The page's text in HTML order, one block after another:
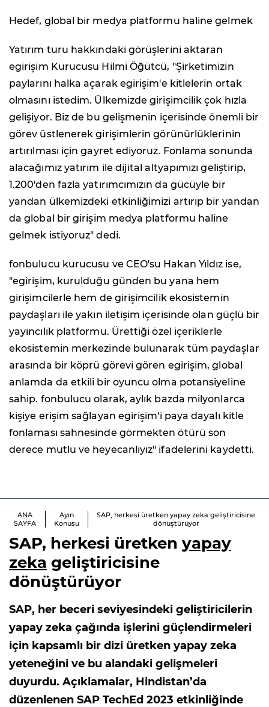
Hedef, global bir medya platformu haline gelmek
Yatırım turu hakkındaki görüşlerini aktaran
egirişim Kurucusu Hilmi Öğütcü, "Şirketimizin
paylarını halka açarak egirişim'e kitlelerin ortak
olmasını istedim. Ülkemizde girişimcilik çok hızla
gelişiyor. Biz de bu gelişmenin içerisinde önemli bir
görev üstlenerek girişimlerin görünürlüklerinin
artırılması için gayret ediyoruz. Fonlama sonunda
alacağımız yatırım ile dijital altyapımızı geliştirip,
1.200'den fazla yatırımcımızın da gücüyle bir
yandan ülkemizdeki etkinliğimizi artırıp bir yandan
da global bir girişim medya platformu haline
gelmek istiyoruz" dedi.
fonbulucu kurucusu ve CEO'su Hakan Yıldız ise,
"egirişim, kurulduğu günden bu yana hem
girişimcilerle hem de girişimcilik ekosistemin
paydaşları ile yakın iletişim içerisinde olan güçlü bir
yayıncılık platformu. Ürettiği özel içeriklerle
ekosistemin merkezinde bulunarak tüm paydaşlar
arasında bir köprü görevi gören egirişim, global
anlamda da etkili bir oyuncu olma potansiyeline
sahip. fonbulucu olarak, aylık bazda milyonlarca
kişiye erişim sağlayan egirişim'i paya dayalı kitle
fonlaması sahnesinde görmekten ötürü son
derece mutlu ve heyecanlıyız" ifadelerini kaydetti.
ANA
SAYFA
Ayın
Konusu
SAP, herkesi üretken yapay zeka geliştiricisine
dönüştürüyor
SAP, herkesi üretken yapay
zeka geliştiricisine
dönüştürüyor
SAP, her beceri seviyesindeki geliştiricilerin
yapay zeka çağında işlerini güçlendirmeleri
için kapsamlı bir dizi üretken yapay zeka
yeteneğini ve bu alandaki gelişmeleri
duyurdu. Açıklamalar, Hindistan’da
düzenlenen SAP TechEd 2023 etkinliğinde